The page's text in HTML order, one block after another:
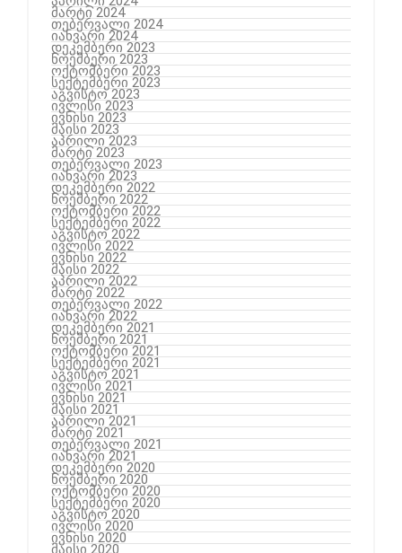
მარტი 2024
თებერვალი 2024
იანვარი 2024
დეკემბერი 2023
ნოემბერი 2023
ოქტომბერი 2023
სექტემბერი 2023
აგვისტო 2023
ივლისი 2023
ივნისი 2023
მაისი 2023
აპრილი 2023
მარტი 2023
თებერვალი 2023
იანვარი 2023
დეკემბერი 2022
ნოემბერი 2022
ოქტომბერი 2022
სექტემბერი 2022
აგვისტო 2022
ივლისი 2022
ივნისი 2022
მაისი 2022
აპრილი 2022
მარტი 2022
თებერვალი 2022
იანვარი 2022
დეკემბერი 2021
ნოემბერი 2021
ოქტომბერი 2021
სექტემბერი 2021
აგვისტო 2021
ივლისი 2021
ივნისი 2021
მაისი 2021
აპრილი 2021
მარტი 2021
თებერვალი 2021
იანვარი 2021
დეკემბერი 2020
ნოემბერი 2020
ოქტომბერი 2020
სექტემბერი 2020
აგვისტო 2020
ივლისი 2020
ივნისი 2020
მაისი 2020